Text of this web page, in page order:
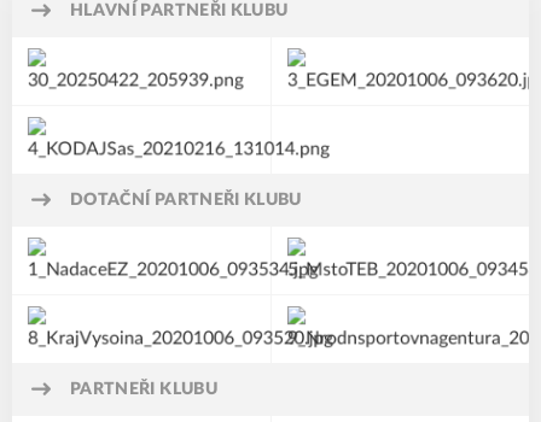
HLAVNÍ PARTNEŘI KLUBU
DOTAČNÍ PARTNEŘI KLUBU
PARTNEŘI KLUBU